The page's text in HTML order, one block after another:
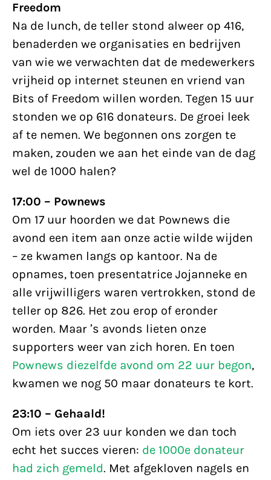
Freedom
Na de lunch, de teller stond alweer op 416,
benaderden we organisaties en bedrijven
van wie we verwachten dat de medewerkers
vrijheid op internet steunen en vriend van
Bits of Freedom willen worden. Tegen 15 uur
stonden we op 616 donateurs. De groei leek
af te nemen. We begonnen ons zorgen te
maken, zouden we aan het einde van de dag
wel de 1000 halen?
17:00 – Pownews
Om 17 uur hoorden we dat Pownews die
avond een item aan onze actie wilde wijden
– ze kwamen langs op kantoor. Na de
opnames, toen presentatrice Jojanneke en
alle vrijwilligers waren vertrokken, stond de
teller op 826. Het zou erop of eronder
worden. Maar ’s avonds lieten onze
supporters weer van zich horen. En toen
Pownews diezelfde avond om 22 uur begon,
kwamen we nog 50 maar donateurs te kort.
23:10 – Gehaald!
Om iets over 23 uur konden we dan toch
echt het succes vieren: de 1000e donateur
had zich gemeld. Met afgekloven nagels en